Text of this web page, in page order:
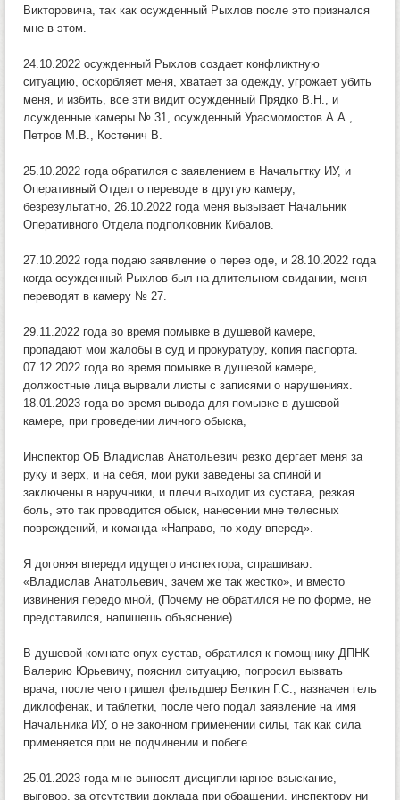
Викторовича, так как осужденный Рыхлов после это признался
мне в этом.
24.10.2022 осужденный Рыхлов создает конфликтную
ситуацию, оскорбляет меня, хватает за одежду, угрожает убить
меня, и избить, все эти видит осужденный Прядко В.Н., и
лсужденные камеры № 31, осужденный Урасмомостов А.А.,
Петров М.В., Костенич В.
25.10.2022 года обратился с заявлением в Начальгтку ИУ, и
Оперативный Отдел о переводе в другую камеру,
безрезультатно, 26.10.2022 года меня вызывает Начальник
Оперативного Отдела подполковник Кибалов.
27.10.2022 года подаю заявление о перев оде, и 28.10.2022 года
когда осужденный Рыхлов был на длительном свидании, меня
переводят в камеру № 27.
29.11.2022 года во время помывке в душевой камере,
пропадают мои жалобы в суд и прокуратуру, копия паспорта.
07.12.2022 года во время помывке в душевой камере,
должостные лица вырвали листы с записями о нарушениях.
18.01.2023 года во время вывода для помывке в душевой
камере, при проведении личного обыска,
Инспектор ОБ Владислав Анатольевич резко дергает меня за
руку и верх, и на себя, мои руки заведены за спиной и
заключены в наручники, и плечи выходит из сустава, резкая
боль, это так проводится обыск, нанесении мне телесных
повреждений, и команда «Направо, по ходу вперед».
Я догоняя впереди идущего инспектора, спрашиваю:
«Владислав Анатольевич, зачем же так жестко», и вместо
извинения передо мной, (Почему не обратился не по форме, не
представился, напишешь объяснение)
В душевой комнате опух сустав, обратился к помощнику ДПНК
Валерию Юрьевичу, пояснил ситуацию, попросил вызвать
врача, после чего пришел фельдшер Белкин Г.С., назначен гель
диклофенак, и таблетки, после чего подал заявление на имя
Начальника ИУ, о не законном применении силы, так как сила
применяется при не подчинении и побеге.
25.01.2023 года мне выносят дисциплинарное взыскание,
выговор, за отсутствии доклада при обращении, инспектору ни